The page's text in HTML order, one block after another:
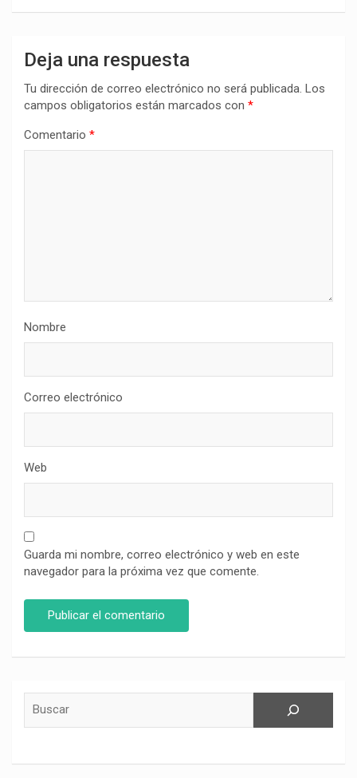
Deja una respuesta
Tu dirección de correo electrónico no será publicada. Los
campos obligatorios están marcados con *
Comentario *
Nombre
Correo electrónico
Web
Guarda mi nombre, correo electrónico y web en este
navegador para la próxima vez que comente.